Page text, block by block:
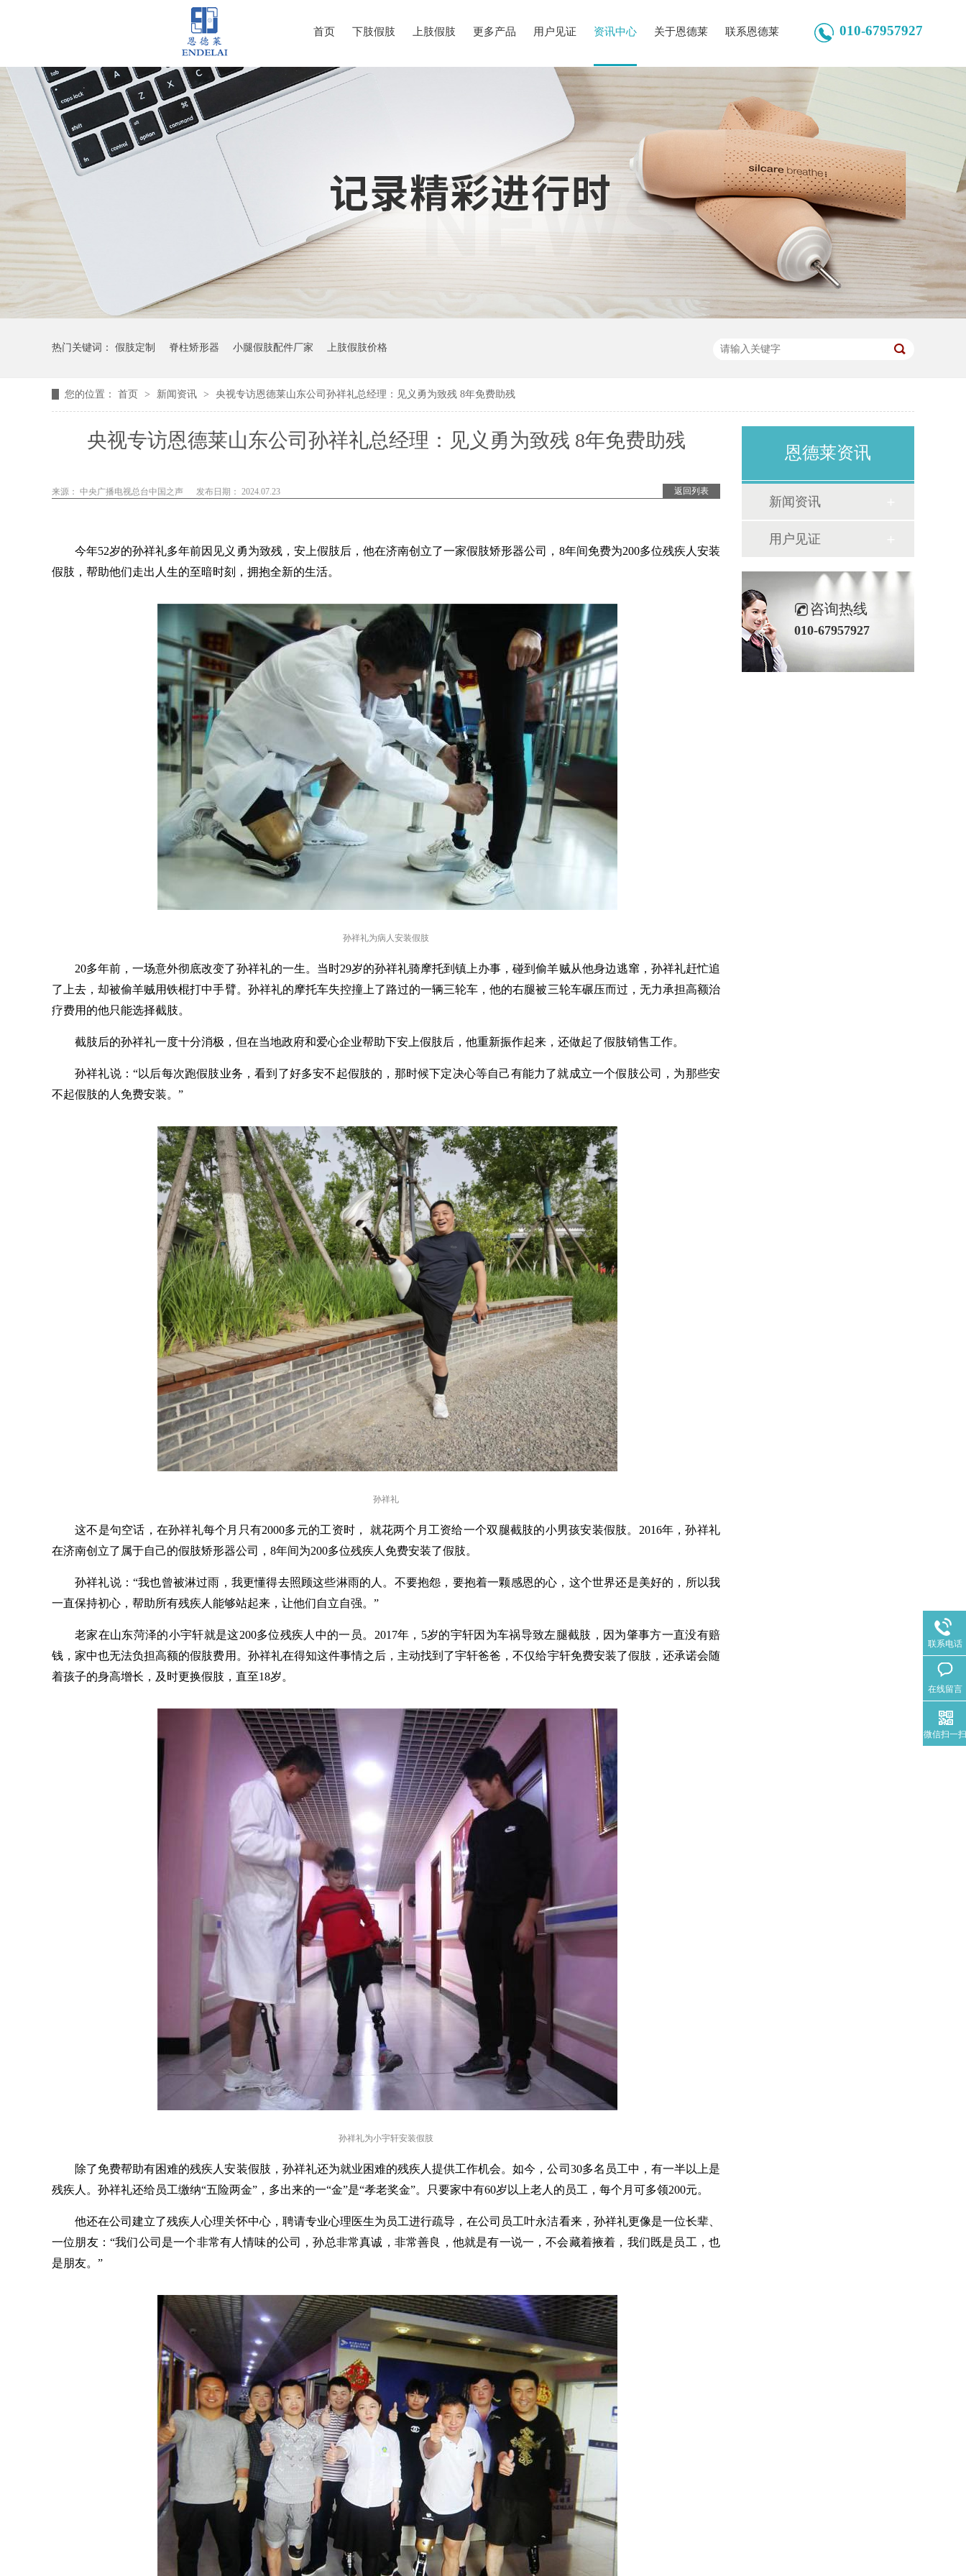
首页 下肢假肢 上肢假肢 更多产品 用户见证 资讯中心 关于恩德莱 联系恩德莱 010-67957927
热门关键词： 假肢定制 脊柱矫形器 小腿假肢配件厂家 上肢假肢价格
您的位置： 首页 > 新闻资讯 > 央视专访恩德莱山东公司孙祥礼总经理：见义勇为致残 8年免费助残
央视专访恩德莱山东公司孙祥礼总经理：见义勇为致残 8年免费助残
返回列表
来源： 中央广播电视总台中国之声 发布日期： 2024.07.23
今年52岁的孙祥礼多年前因见义勇为致残，安上假肢后，他在济南创立了一家假肢矫形器公司，8年间免费为200多位残疾人安装
假肢，帮助他们走出人生的至暗时刻，拥抱全新的生活。
孙祥礼为病人安装假肢
20多年前，一场意外彻底改变了孙祥礼的一生。当时29岁的孙祥礼骑摩托到镇上办事，碰到偷羊贼从他身边逃窜，孙祥礼赶忙追
了上去，却被偷羊贼用铁棍打中手臂。孙祥礼的摩托车失控撞上了路过的一辆三轮车，他的右腿被三轮车碾压而过，无力承担高额治
疗费用的他只能选择截肢。
截肢后的孙祥礼一度十分消极，但在当地政府和爱心企业帮助下安上假肢后，他重新振作起来，还做起了假肢销售工作。
孙祥礼说： “以后每次跑假肢业务，看到了好多安不起假肢的，那时候下定决心等自己有能力了就成立一个假肢公司，为那些安
不起假肢的人免费安装。”
孙祥礼
这不是句空话，在孙祥礼每个月只有2000多元的工资时， 就花两个月工资给一个双腿截肢的小男孩安装假肢。2016年，孙祥礼
在济南创立了属于自己的假肢矫形器公司，8年间为200多位残疾人免费安装了假肢。
孙祥礼说： “我也曾被淋过雨，我更懂得去照顾这些淋雨的人。不要抱怨，要抱着一颗感恩的心，这个世界还是美好的，所以我
一直保持初心，帮助所有残疾人能够站起来，让他们自立自强。”
老家在山东菏泽的小宇轩就是这200多位残疾人中的一员。2017年，5岁的宇轩因为车祸导致左腿截肢，因为肇事方一直没有赔
钱，家中也无法负担高额的假肢费用。孙祥礼在得知这件事情之后，主动找到了宇轩爸爸，不仅给宇轩免费安装了假肢，还承诺会随
着孩子的身高增长，及时更换假肢，直至18岁。
孙祥礼为小宇轩安装假肢
除了免费帮助有困难的残疾人安装假肢，孙祥礼还为就业困难的残疾人提供工作机会。如今，公司 30多名员工中，有一半以上是
残疾人。孙祥礼还给员工缴纳“五险两金”，多出来的一“金”是“孝老奖金”。只要家中有60岁以上老人的员工，每个月可多领200元。
他还在公司建立了残疾人心理关怀中心，聘请专业心理医生为员工进行疏导，在公司员工叶永洁看来，孙祥礼更像是一位长辈、
一位朋友： “我们公司是一个非常有人情味的公司，孙总非常真诚，非常善良，他就是有一说一，不会藏着掖着，我们既是员工，也
是朋友。”
恩德莱资讯
新闻资讯
用户见证
咨询热线
010-67957927
联系电话
在线留言
微信扫一扫